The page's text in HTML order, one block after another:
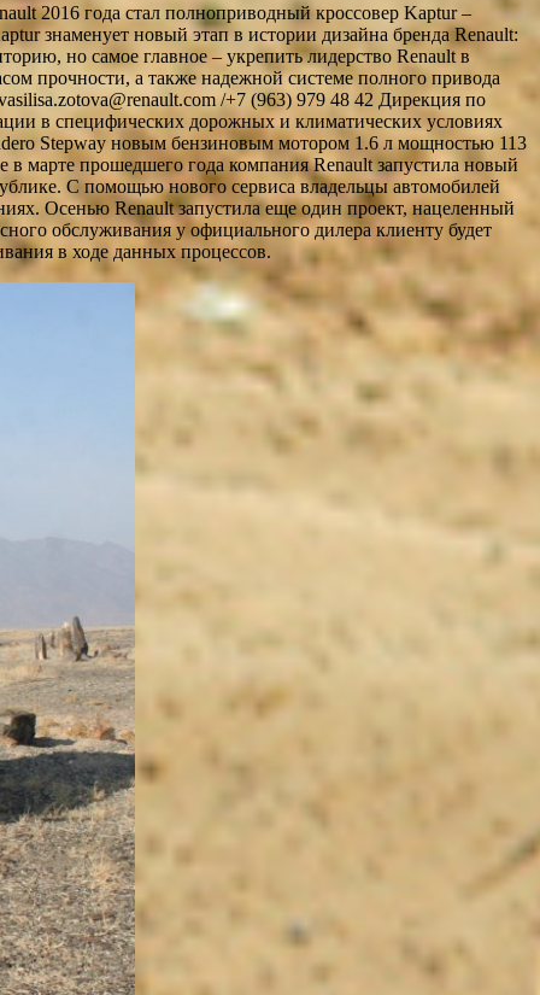
2016 года стал полноприводный кроссовер Kaptur –
знаменует новый этап в истории дизайна бренда Renault:
но самое главное – укрепить лидерство Renault в
прочности, а также надежной системе полного привода
/+7 (963) 979 48 42 Дирекция по
в специфических дорожных и климатических условиях
Stepway новым бензиновым мотором 1.6 л мощностью 113
марте прошедшего года компания Renault запустила новый
С помощью нового сервиса владельцы автомобилей
Осенью Renault запустила еще один проект, нацеленный
обслуживания у официального дилера клиенту будет
в ходе данных процессов.